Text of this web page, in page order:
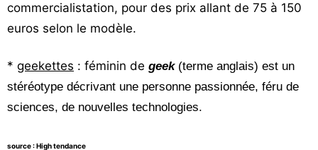
commercialistation, pour des prix allant de 75 à 150
euros selon le modèle.
* geekettes : féminin de geek(terme anglais) est un
stéréotype décrivant une personne passionnée, féru de
sciences, de nouvelles technologies.
source : High tendance